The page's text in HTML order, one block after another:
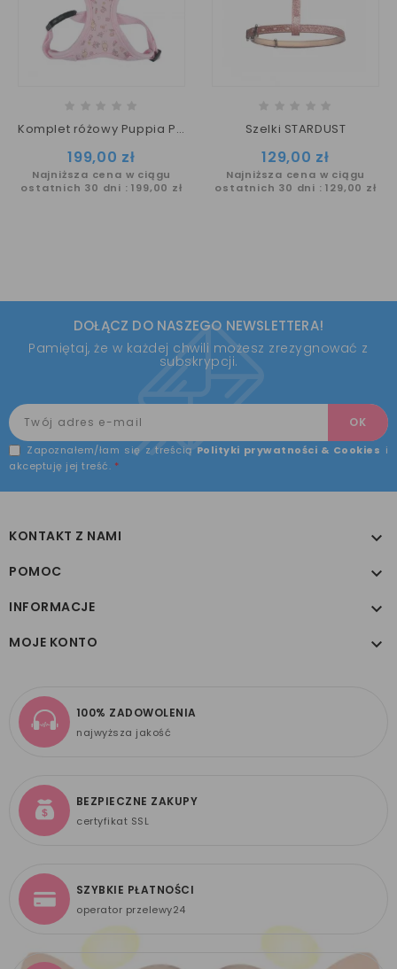
Komplet różowy Puppia Pinkaholic Amara szelki S + smycz
Cena
199,00 zł
Najniższa cena w ciągu
ostatnich 30 dni : 199,00 zł
Szelki STARDUST
Cena
129,00 zł
Najniższa cena w ciągu
ostatnich 30 dni : 129,00 zł
DOŁĄCZ DO NASZEGO NEWSLETTERA!
Pamiętaj, że w każdej chwili możesz zrezygnować z
subskrypcji.
Zapoznałem/łam się z treścią Polityki prywatności & Cookies i
akceptuję jej treść. *
KONTAKT Z NAMI 
POMOC 
INFORMACJE 
MOJE KONTO 
100% ZADOWOLENIA
najwyższa jakość
BEZPIECZNE ZAKUPY
certyfikat SSL
SZYBKIE PŁATNOŚCI
operator przelewy24